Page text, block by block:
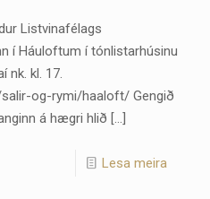
Listvinafélags
í Háuloftum í tónlistarhúsinu
nk. kl. 17.
og-rymi/haaloft/ Gengið
á hægri hlið […]
Lesa meira